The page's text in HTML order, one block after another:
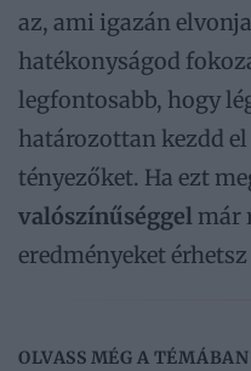
az, ami igazán
hatékonyságod
legfontosabb, hogy
határozottan kezdd
tényezőket. Ha ezt
valószínűséggel már
eredményeket érhetsz
OLVASS MÉG A TÉMÁBAN